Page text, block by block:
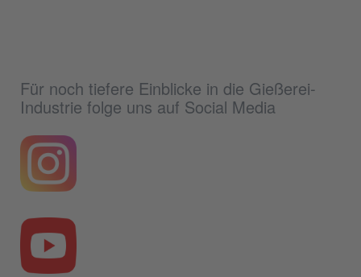
Für noch tiefere Einblicke in die Gießerei-
Industrie folge uns auf Social Media